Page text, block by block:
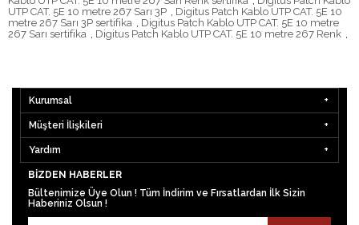
UTP CAT. 5E 10 metre 267 Sarı 3P
Digitus Patch Kablo UTP CAT. 5E 10
metre 267 Sarı 3P sertifika
Digitus Patch Kablo UTP CAT. 5E 10 metre
267 Sarı sertifika
Digitus Patch Kablo UTP CAT. 5E 10 metre 267 Renk
Kurumsal
Müşteri İlişkileri
Yardım
BIZDEN HABERLER
Bültenimize Üye Olun ! Tüm İndirim ve Fırsatlardan İlk Sizin
Haberiniz Olsun !